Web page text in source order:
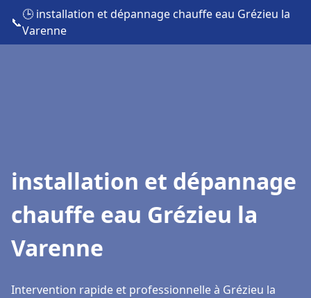
📞
🕒 installation et dépannage chauffe eau Grézieu la
Varenne
installation et dépannage
chauffe eau Grézieu la
Varenne
Intervention rapide et professionnelle à Grézieu la